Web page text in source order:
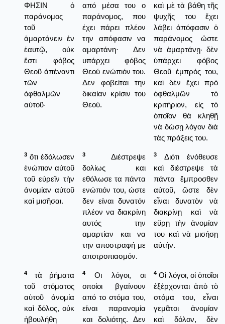
ΦΗΣΙΝ ὁ
παράνομος
τοῦ
ἁμαρτάνειν ἐν
ἑαυτῷ, οὐκ
ἔστι φόβος
Θεοῦ ἀπέναντι
τῶν
ὀφθαλμῶν
αὐτοῦ·
από μέσα του ο
παράνομος, που
έχει πάρει πλέον
την απόφασιν να
αμαρτάνη· Δεν
υπάρχει φόβος
Θεού ενώπιόν του.
Δεν φοβείται την
δικαίαν κρίσιν του
Θεού.
καὶ μὲ τὰ βάθη τῆς
ψυχῆς του ἔχει
λάβει ἀπόφασιν ὁ
παράνομος ὥστε
νὰ ἁμαρτάνῃ· δὲν
ὑπάρχει φόβος
Θεοῦ ἐμπρός του,
καὶ δὲν ἔχει πρὸ
ὀφθαλμῶν τὸ
κριτήριον, εἰς τὸ
ὁποῖον θὰ κληθῇ
νὰ δώσῃ λόγον διὰ
τὰς πράξεις του.
3 ὅτι ἐδόλωσεν
ἐνώπιον αὐτοῦ
τοῦ εὑρεῖν τὴν
ἀνομίαν αὐτοῦ
καὶ μισῆσαι.
3
Διέστρεψε
δολίως και
εθόλωσε τα πάντα
ενώπιόν του, ώστε
δεν είναι δυνατόν
πλέον να διακρίνη
αυτός την
αμαρτίαν και να
την αποστραφή με
αποτροπιασμόν.
3
Διότι ἐνόθευσε
καὶ διέστρεψε τὰ
πάντα ἔμπροσθεν
αὐτοῦ, ὥστε δὲν
εἶναι δυνατὸν νὰ
διακρίνῃ καὶ νὰ
εὕρῃ τὴν ἀνομίαν
του καὶ νὰ μισήσῃ
αὐτήν.
4
τὰ ῥήματα
τοῦ στόματος
αὐτοῦ ἀνομία
καὶ δόλος, οὐκ
ἠβουλήθη
4
Οι λόγοι, οι
οποίοι βγαίνουν
από το στόμα του,
είναι παρανομία
και δολιότης. Δεν
4 Οἱ λόγοι, οἱ ὁποῖοι
ἐξέρχονται ἀπὸ τὸ
στόμα του, εἶναι
γεμᾶτοι ἀνομίαν
καὶ δόλον, δὲν